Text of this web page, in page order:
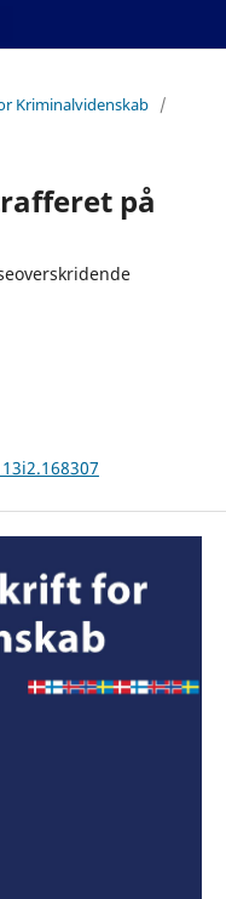
Kriminalvidenskab /
på